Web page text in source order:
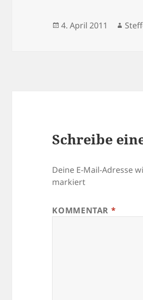
Veröffentlicht
4. April 2011
Schreibe
Deine E-Mail-Adresse
markiert
KOMMENTAR *